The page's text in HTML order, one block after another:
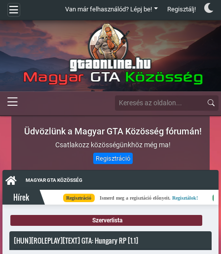
Van már felhasználód? Lépj be! Regisztálj!
Üdvözlünk a Magyar GTA Közösség fórumán!
Csatlakozz közösségünkhöz még ma!
Regisztráció
MAGYAR GTA KÖZÖSSÉG
Hírek Regisztráció Ismerd meg a regisztáció előnyeit.Regisztálok! Kész
Szerverlista
[HUN][ROLEPLAY][TEXT] GTA: Hungary RP [1.1]